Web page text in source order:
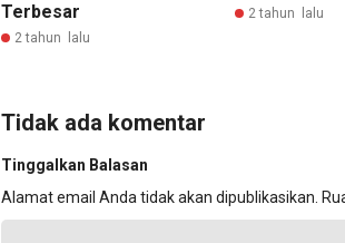
Terbesar
2 tahun lalu
2 tahun lalu
Tidak ada komentar
Tinggalkan Balasan
Alamat email Anda tidak akan dipublikasikan.